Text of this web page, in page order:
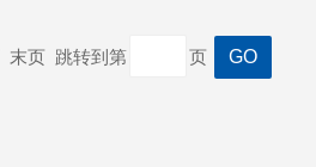
末页 跳转到第 页